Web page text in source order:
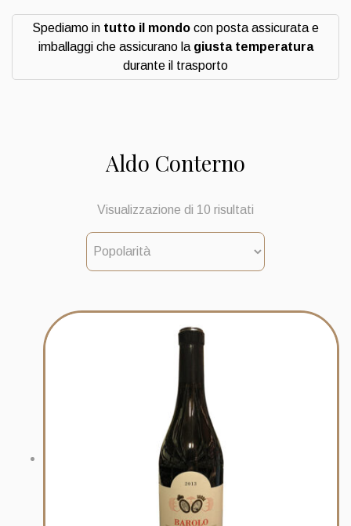
Spediamo in tutto il mondo con posta assicurata e
imballaggi che assicurano la giusta temperatura
durante il trasporto
Aldo Conterno
Visualizzazione di 10 risultati